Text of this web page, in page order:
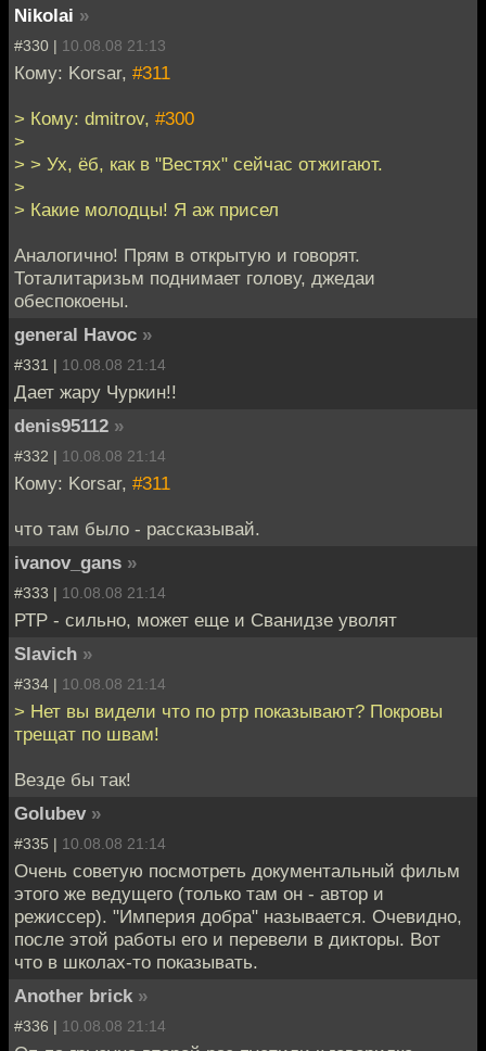
Nikolai »
#330 | 10.08.08 21:13
Кому: Korsar, #311
> Кому: dmitrov, #300
>
> > Ух, ёб, как в "Вестях" сейчас отжигают.
>
> Какие молодцы! Я аж присел
Аналогично! Прям в открытую и говорят.
Тоталитаризьм поднимает голову, джедаи
обеспокоены.
general Havoc »
#331 | 10.08.08 21:14
Дает жару Чуркин!!
denis95112 »
#332 | 10.08.08 21:14
Кому: Korsar, #311
что там было - рассказывай.
ivanov_gans »
#333 | 10.08.08 21:14
РТР - сильно, может еще и Сванидзе уволят
Slavich »
#334 | 10.08.08 21:14
> Нет вы видели что по ртр показывают? Покровы
трещат по швам!
Везде бы так!
Golubev »
#335 | 10.08.08 21:14
Очень советую посмотреть документальный фильм
этого же ведущего (только там он - автор и
режиссер). "Империя добра" называется. Очевидно,
после этой работы его и перевели в дикторы. Вот
что в школах-то показывать.
Another brick »
#336 | 10.08.08 21:14